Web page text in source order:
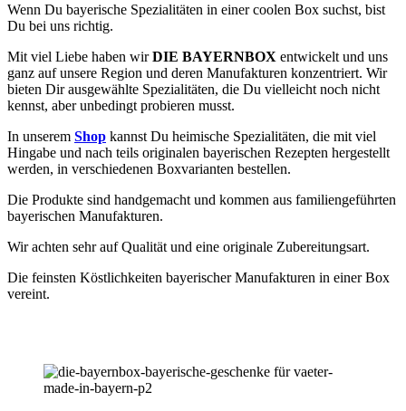
Wenn Du bayerische Spezialitäten in einer coolen Box suchst, bist
Du bei uns richtig.
Mit viel Liebe haben wirDIE BAYERNBOX entwickelt und uns
ganz auf unsere Region und deren Manufakturen konzentriert. Wir
bieten Dir ausgewählte Spezialitäten, die Du vielleicht noch nicht
kennst, aber unbedingt probieren musst.
In unserem Shop kannst Du heimische Spezialitäten, die mit viel
Hingabe und nach teils originalen bayerischen Rezepten hergestellt
werden, in verschiedenen Boxvarianten bestellen.
Die Produkte sind handgemacht und kommen aus familiengeführten
bayerischen Manufakturen.
Wir achten sehr auf Qualität und eine originale Zubereitungsart.
Die feinsten Köstlichkeiten bayerischer Manufakturen in einer Box
vereint.